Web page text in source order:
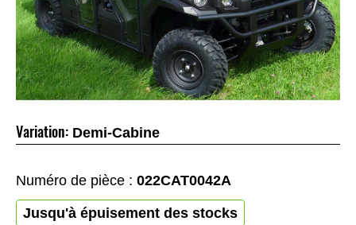
Variation: Demi-Cabine
Numéro de pièce : 022CAT0042A
Jusqu'à épuisement des stocks